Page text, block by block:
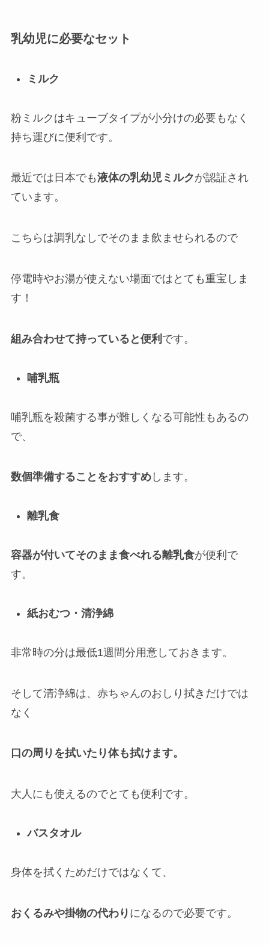
乳幼児に必要なセット
ミルク
粉ミルクはキューブタイプが小分けの必要もなく
持ち運びに便利です。
最近では日本でも液体の乳幼児ミルクが認証され
ています。
こちらは調乳なしでそのまま飲ませられるので
停電時やお湯が使えない場面ではとても重宝しま
す！
組み合わせて持っていると便利 です。
哺乳瓶
哺乳瓶を殺菌する事が難しくなる可能性もあるの
で、
数個準備することをおすすめします。
離乳食
容器が付いてそのまま食べれる離乳食が便利で
す。
紙おむつ・清浄綿
非常時の分は最低1週間分用意しておきます。
そして清浄綿は、赤ちゃんのおしり拭きだけでは
なく
口の周りを拭いたり体も拭けます。
大人にも使えるのでとても便利です。
バスタオル
身体を拭くためだけではなくて、
おくるみや掛物の代わり になるので必要です。